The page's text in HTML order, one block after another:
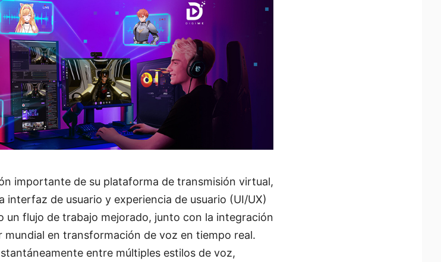
importante de su plataforma de transmisión virtual,
interfaz de usuario y experiencia de usuario (UI/UX)
un flujo de trabajo mejorado, junto con la integración
en transformación de voz en tiempo real.
entre múltiples estilos de voz,